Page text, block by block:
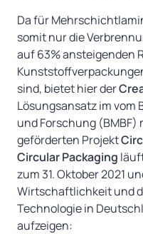
Da für
somit nur die
auf 63% ansteigenden
sind, bietet hier der
Lösungsansatz im
und Forschung (BMBF)
geförderten Projekt
Circular Packaging
zum 31. Oktober 2021
Wirtschaftlichkeit und
Technologie in
aufzeigen: